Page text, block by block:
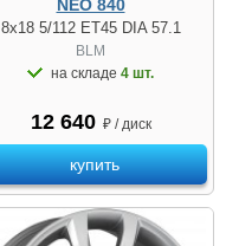
NEO 840
8x18 5/112 ET45 DIA 57.1
BLM
на складе 4 шт.
12 640 ₽ / диск
купить